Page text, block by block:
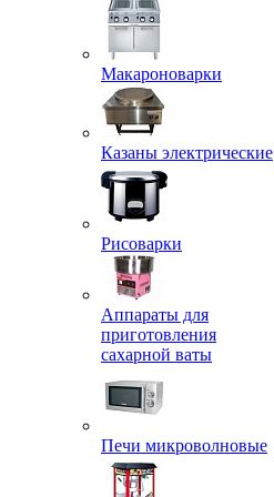
Макароноварки
Казаны электрические
Рисоварки
Аппараты для
приготовления
сахарной ваты
Печи микроволновые